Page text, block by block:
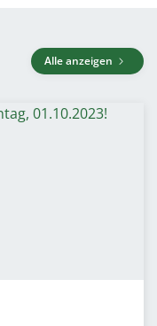
Alle anzeigen